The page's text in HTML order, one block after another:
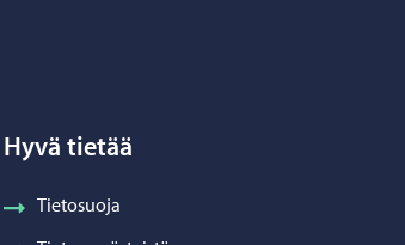
Hyvä tietää
Tietosuoja